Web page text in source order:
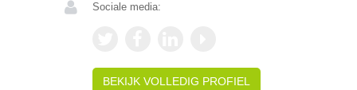
Sociale media:
BEKIJK VOLLEDIG PROFIEL